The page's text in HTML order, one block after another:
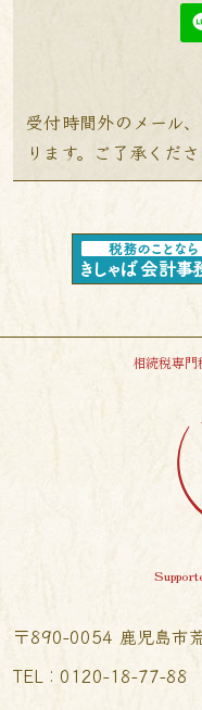
受付時間外のメール
ります。ご了承くださ
相続税専門
〒890-0054 鹿児島市
TEL︰0120-18-77-88